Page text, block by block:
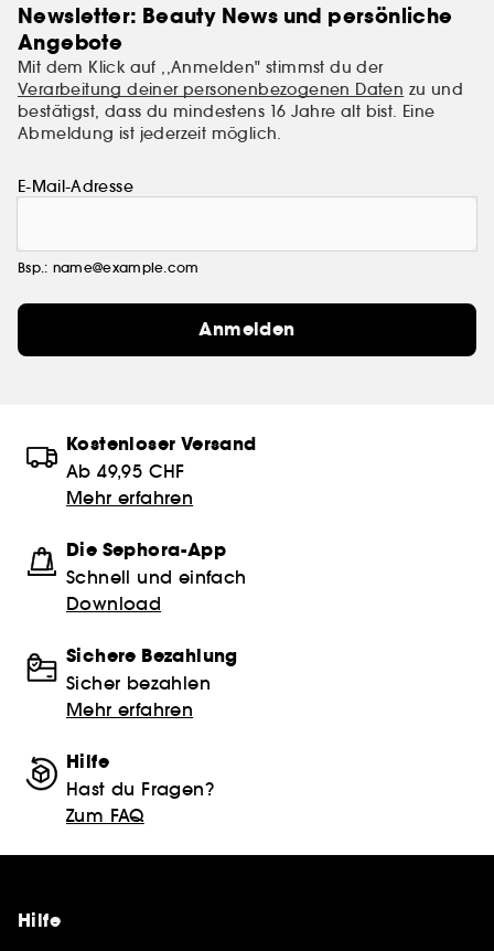
Newsletter: Beauty News und persönliche
Angebote
Mit dem Klick auf ,,Anmelden" stimmst du der
Verarbeitung deiner personenbezogenen Daten zu und
bestätigst, dass du mindestens 16 Jahre alt bist. Eine
Abmeldung ist jederzeit möglich.
E-Mail-Adresse
Bsp.: name@example.com
Anmelden
Kostenloser Versand
Ab 49,95 CHF
Mehr erfahren
Die Sephora-App
Schnell und einfach
Download
Sichere Bezahlung
Sicher bezahlen
Mehr erfahren
Hilfe
Hast du Fragen?
Zum FAQ
Hilfe